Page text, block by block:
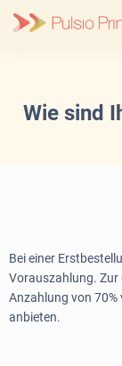
Wie sind
Bei einer
Vorauszahlung. Zur
Anzahlung von 70%
anbieten.